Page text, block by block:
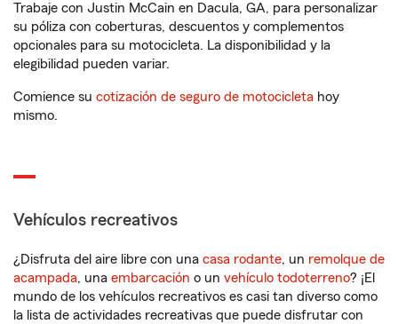
Trabaje con Justin McCain en Dacula, GA, para personalizar
su póliza con coberturas, descuentos y complementos
opcionales para su motocicleta. La disponibilidad y la
elegibilidad pueden variar.
Comience su cotización de seguro de motocicleta hoy
mismo.
Vehículos recreativos
¿Disfruta del aire libre con una casa rodante, un remolque de
acampada, una embarcación o un vehículo todoterreno? ¡El
mundo de los vehículos recreativos es casi tan diverso como
la lista de actividades recreativas que puede disfrutar con